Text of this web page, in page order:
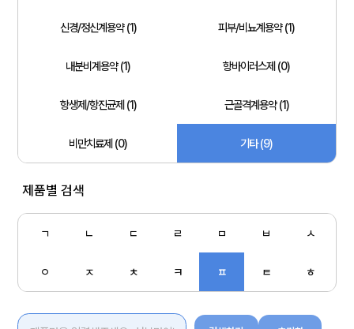
신경/정신계용약 (1) 피부/비뇨계용약 (1)
내분비계용약 (1) 항바이러스제 (0)
항생제/항진균제 (1) 근골격계용약 (1)
비만치료제 (0) 기타 (9)
제품별 검색
ㄱ ㄴ ㄷ ㄹ ㅁ ㅂ ㅅ
ㅇ ㅈ ㅊ ㅋ ㅍ ㅌ ㅎ